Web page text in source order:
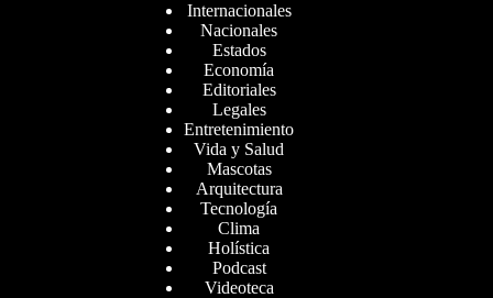
Internacionales
Nacionales
Estados
Economía
Editoriales
Legales
Entretenimiento
Vida y Salud
Mascotas
Arquitectura
Tecnología
Clima
Holística
Podcast
Videoteca